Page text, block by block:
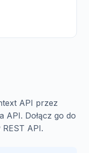
API przez
API. Dołącz go do
API.